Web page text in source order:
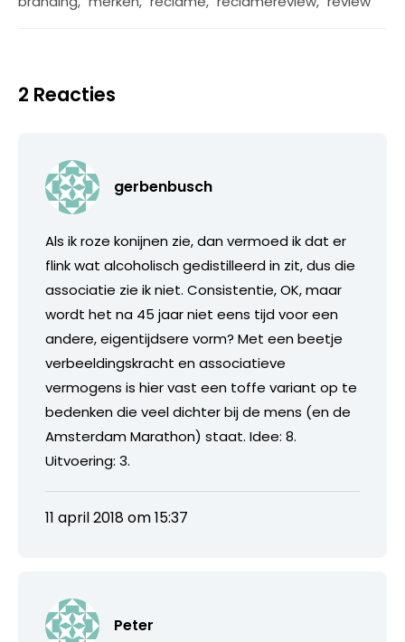
2 Reacties
gerbenbusch
Als ik roze konijnen zie, dan vermoed ik dat er
flink wat alcoholisch gedistilleerd in zit, dus die
associatie zie ik niet. Consistentie, OK, maar
wordt het na 45 jaar niet eens tijd voor een
andere, eigentijdsere vorm? Met een beetje
verbeeldingskracht en associatieve
vermogens is hier vast een toffe variant op te
bedenken die veel dichter bij de mens (en de
Amsterdam Marathon) staat. Idee: 8.
Uitvoering: 3.
11 april 2018 om 15:37
Peter